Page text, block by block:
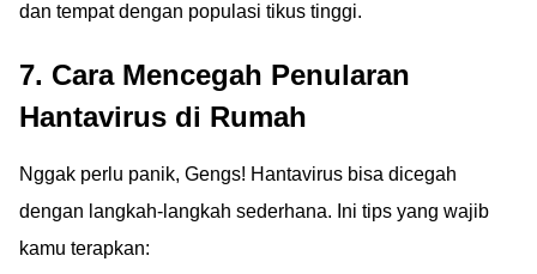
dan tempat dengan populasi tikus tinggi.
7. Cara Mencegah Penularan
Hantavirus di Rumah
Nggak perlu panik, Gengs! Hantavirus bisa dicegah
dengan langkah-langkah sederhana. Ini tips yang wajib
kamu terapkan: